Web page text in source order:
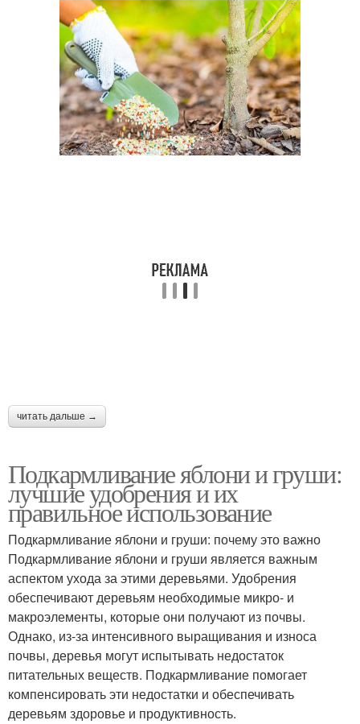
читать дальше →
Подкармливание яблони и груши:
лучшие удобрения и их
правильное использование
Подкармливание яблони и груши: почему это важно
Подкармливание яблони и груши является важным
аспектом ухода за этими деревьями. Удобрения
обеспечивают деревьям необходимые микро- и
макроэлементы, которые они получают из почвы.
Однако, из-за интенсивного выращивания и износа
почвы, деревья могут испытывать недостаток
питательных веществ. Подкармливание помогает
компенсировать эти недостатки и обеспечивать
деревьям здоровье и продуктивность.